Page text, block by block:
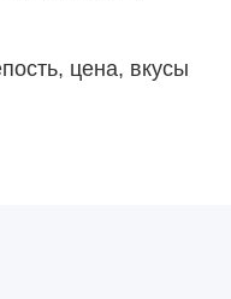
цена, вкусы